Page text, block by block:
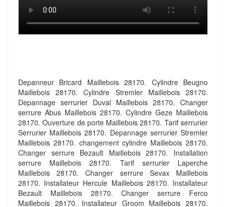
Depanneur Bricard Maillebois 28170. Cylindre Beugno
Maillebois 28170. Cylindre Stremler Maillebois 28170.
Depannage serrurier Duval Maillebois 28170. Changer
serrure Abus Maillebois 28170. Cylindre Geze Maillebois
28170. Ouverture de porte Maillebois 28170. Tarif serrurier
Serrurier Maillebois 28170. Depannage serrurier Stremler
Maillebois 28170. changement cylindre Maillebois 28170.
Changer serrure Bezault Maillebois 28170. Installation
serrure Maillebois 28170. Tarif serrurier Laperche
Maillebois 28170. Changer serrure Sevax Maillebois
28170. Installateur Hercule Maillebois 28170. Installateur
Bezault Maillebois 28170. Changer serrure Ferco
Maillebois 28170. Installateur Groom Maillebois 28170.